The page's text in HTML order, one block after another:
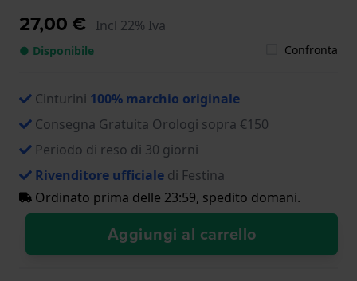
27,00 € Incl 22% Iva
● Disponibile Confronta
Cinturini 100% marchio originale
Consegna Gratuita Orologi sopra €150
Periodo di reso di 30 giorni
Rivenditore ufficiale di Festina
Ordinato prima delle 23:59, spedito domani.
Aggiungi al carrello